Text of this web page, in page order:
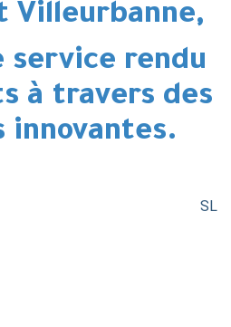
Villeurbanne,
service rendu
à travers des
innovantes.
SL